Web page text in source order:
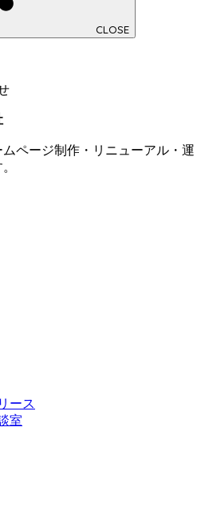
CLOSE
ページ制作・リニューアル・運
ース
室